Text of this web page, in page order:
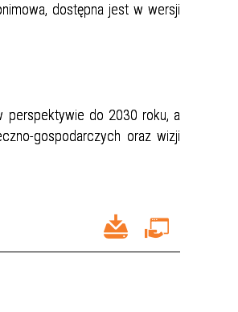
dostępna jest w wersji
perspektywie do 2030 roku, a
gospodarczych oraz wizji